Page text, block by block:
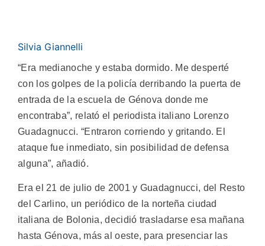
Silvia Giannelli
“Era medianoche y estaba dormido. Me desperté
con los golpes de la policía derribando la puerta de
entrada de la escuela de Génova donde me
encontraba”, relató el periodista italiano Lorenzo
Guadagnucci. “Entraron corriendo y gritando. El
ataque fue inmediato, sin posibilidad de defensa
alguna”, añadió.
Era el 21 de julio de 2001 y Guadagnucci, del Resto
del Carlino, un periódico de la norteña ciudad
italiana de Bolonia, decidió trasladarse esa mañana
hasta Génova, más al oeste, para presenciar las